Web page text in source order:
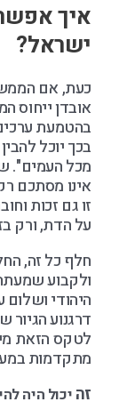
איך
ישראל?
כעת, אם
אובדן
בהטמעת
בכך יוכל
מכל העמים".
אינו מסתכם
זו גם זכות
על הדת, ורק
חלף כל זה,
ולקבוע
היהודי
דרגנוע הגיור
לטקס הזאת
מתקדמות
זה יכול היה